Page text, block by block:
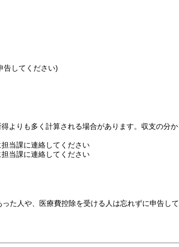
告してください)
よりも多く計算される場合があります。収支の分
当課に連絡してください
当課に連絡してください
た人や、医療費控除を受ける人は忘れずに申告し